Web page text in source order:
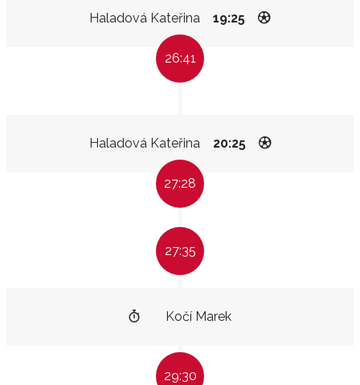
Haladová Kateřina 19:25
26:41
Haladová Kateřina 20:25
27:28
27:35
Kočí Marek
29:30